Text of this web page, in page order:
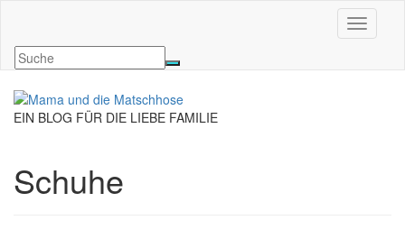
EIN BLOG FÜR DIE LIEBE FAMILIE
Schuhe